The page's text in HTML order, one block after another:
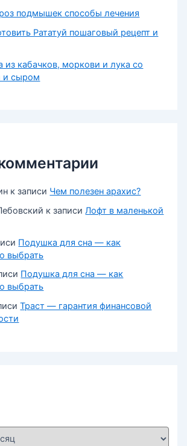
подмышек способы лечения
Рататуй пошаговый рецепт и
из кабачков, моркови и лука со
и сыром
к записи Чем полезен арахис?
к записиЛофт в маленькой
Подушка для сна — как
выбрать
Подушка для сна — как
выбрать
Траст — гарантия финансовой